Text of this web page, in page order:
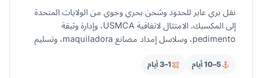
نقل بري عابر للحدود وشحن بحري وجوي من الولايات المتحدة
إلى المكسيك. الامتثال لاتفاقية USMCA، وإدارة وثيقة
pedimento، وسلاسل إمداد مصانع maquiladora، وتسليم
5–10 أيام 1–3 أيام